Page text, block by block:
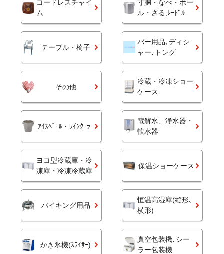
コードレスチャイ
ム
寸胴・なべ・ボー
ル・ざる,ﾚｰﾄﾞﾙ
テーブル・椅子
バー用品､ディシ
ャー､トング
その他
冷蔵・冷凍ショー
ケース
ｱｲｽﾍﾟｰﾙ・ﾜｲﾝｸｰﾗｰ
電解水、浄水器・
軟水器
ヨコ型冷蔵庫・冷
凍庫・冷凍冷蔵庫
保温ショーケース
バイキング用品
恒温高湿庫(縦形､
横形)
かき氷機(ｽﾗｲｻｰ)
真空包装機､シー
ラー包装機